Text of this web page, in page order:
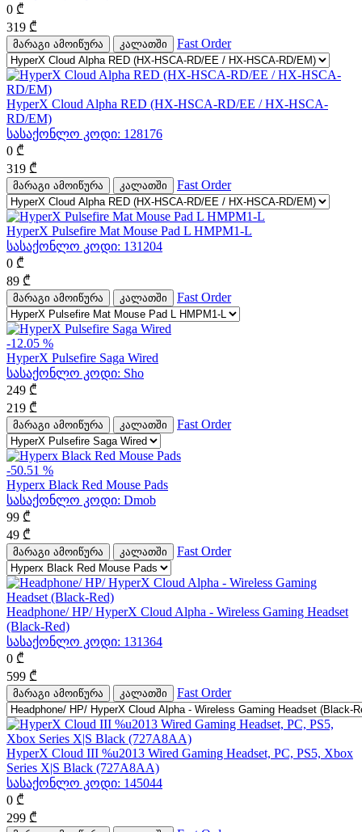
0 ₾
319 ₾
მარაგი ამოიწურა კალათში Fast Order
HyperX Cloud Alpha RED (HX-HSCA-RD/EE / HX-HSCA-
RD/EM)
სასაქონლო კოდი: 128176
0 ₾
319 ₾
მარაგი ამოიწურა კალათში Fast Order
HyperX Pulsefire Mat Mouse Pad L HMPM1-L
სასაქონლო კოდი: 131204
0 ₾
89 ₾
მარაგი ამოიწურა კალათში Fast Order
-12.05 %
HyperX Pulsefire Saga Wired
სასაქონლო კოდი: Sho
249 ₾
219 ₾
მარაგი ამოიწურა კალათში Fast Order
-50.51 %
Hyperx Black Red Mouse Pads
სასაქონლო კოდი: Dmob
99 ₾
49 ₾
მარაგი ამოიწურა კალათში Fast Order
Headphone/ HP/ HyperX Cloud Alpha - Wireless Gaming Headset
(Black-Red)
სასაქონლო კოდი: 131364
0 ₾
599 ₾
მარაგი ამოიწურა კალათში Fast Order
HyperX Cloud III %u2013 Wired Gaming Headset, PC, PS5, Xbox
Series X|S Black (727A8AA)
სასაქონლო კოდი: 145044
0 ₾
299 ₾